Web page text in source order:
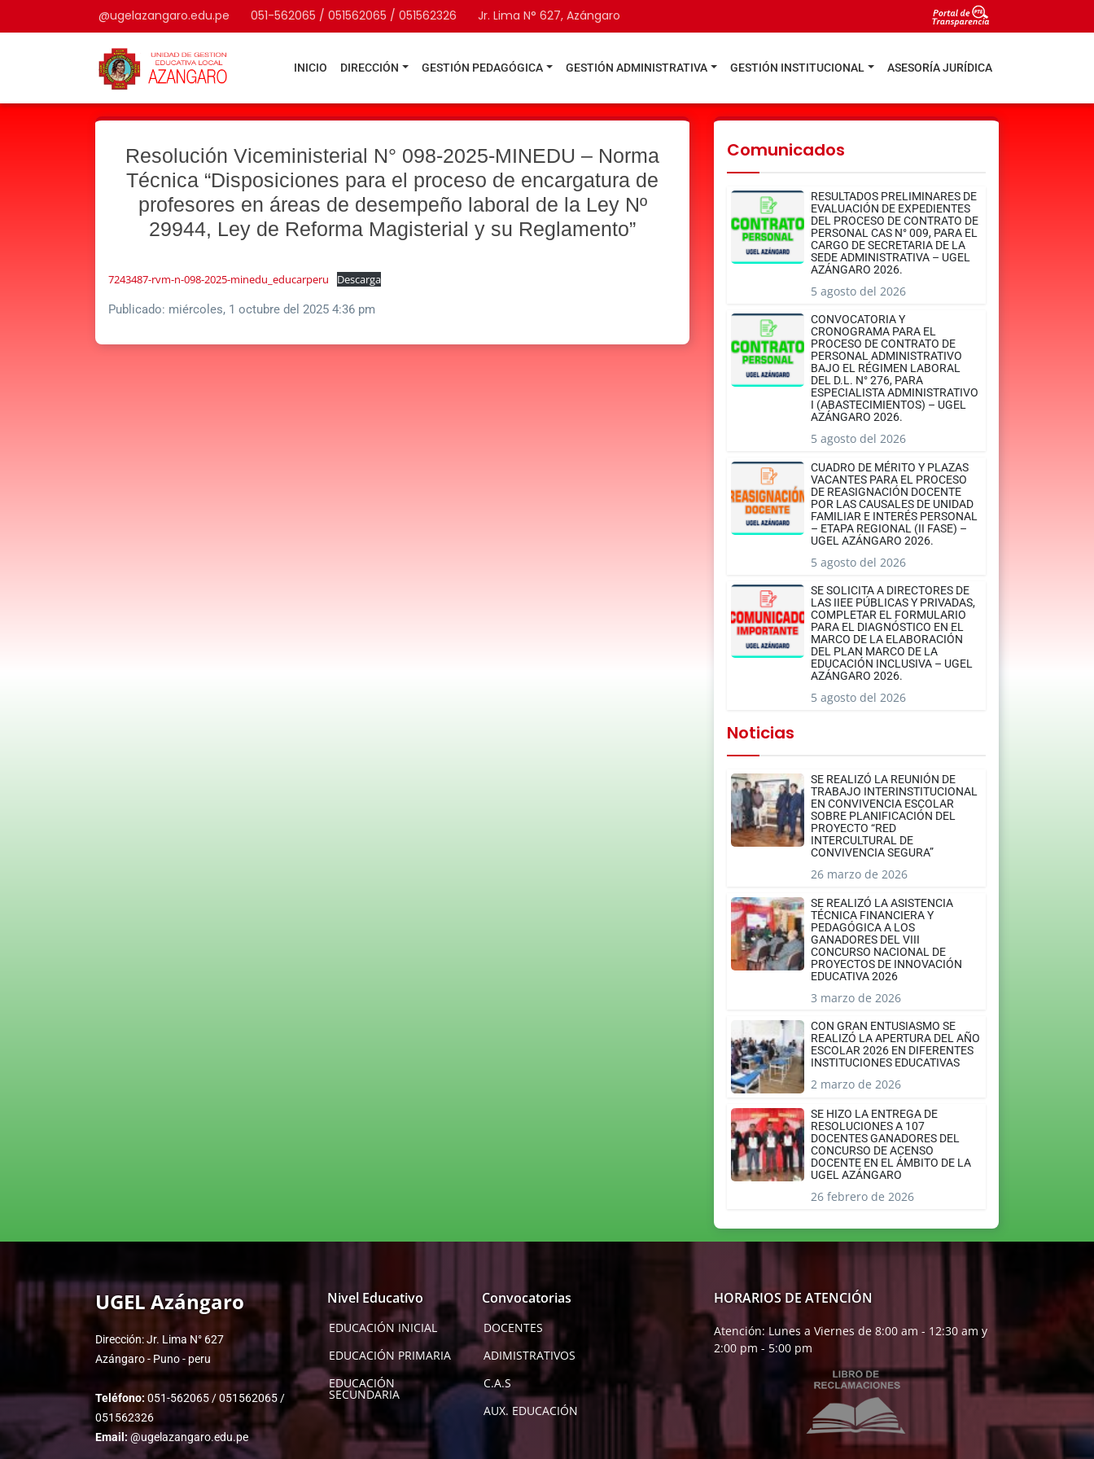
@ugelazangaro.edu.pe 051-562065 / 051562065 / 051562326 Jr. Lima N° 627, Azángaro
INICIO DIRECCIÓN GESTIÓN PEDAGÓGICA GESTIÓN ADMINISTRATIVA GESTIÓN INSTITUCIONAL ASESORÍA JURÍDICA
Resolución Viceministerial N° 098-2025-MINEDU – Norma
Técnica “Disposiciones para el proceso de encargatura de
profesores en áreas de desempeño laboral de la Ley Nº
29944, Ley de Reforma Magisterial y su Reglamento”
7243487-rvm-n-098-2025-minedu_educarperu Descarga
Publicado: miércoles, 1 octubre del 2025 4:36 pm
Comunicados
RESULTADOS PRELIMINARES DE
EVALUACIÓN DE EXPEDIENTES
DEL PROCESO DE CONTRATO DE
PERSONAL CAS N° 009, PARA EL
CARGO DE SECRETARIA DE LA
SEDE ADMINISTRATIVA – UGEL
AZÁNGARO 2026.
5 agosto del 2026
CONVOCATORIA Y
CRONOGRAMA PARA EL
PROCESO DE CONTRATO DE
PERSONAL ADMINISTRATIVO
BAJO EL RÉGIMEN LABORAL
DEL D.L. N° 276, PARA
ESPECIALISTA ADMINISTRATIVO
I (ABASTECIMIENTOS) – UGEL
AZÁNGARO 2026.
5 agosto del 2026
CUADRO DE MÉRITO Y PLAZAS
VACANTES PARA EL PROCESO
DE REASIGNACIÓN DOCENTE
POR LAS CAUSALES DE UNIDAD
FAMILIAR E INTERÉS PERSONAL
– ETAPA REGIONAL (II FASE) –
UGEL AZÁNGARO 2026.
5 agosto del 2026
SE SOLICITA A DIRECTORES DE
LAS IIEE PÚBLICAS Y PRIVADAS,
COMPLETAR EL FORMULARIO
PARA EL DIAGNÓSTICO EN EL
MARCO DE LA ELABORACIÓN
DEL PLAN MARCO DE LA
EDUCACIÓN INCLUSIVA – UGEL
AZÁNGARO 2026.
5 agosto del 2026
Noticias
SE REALIZÓ LA REUNIÓN DE
TRABAJO INTERINSTITUCIONAL
EN CONVIVENCIA ESCOLAR
SOBRE PLANIFICACIÓN DEL
PROYECTO “RED
INTERCULTURAL DE
CONVIVENCIA SEGURA”
26 marzo de 2026
SE REALIZÓ LA ASISTENCIA
TÉCNICA FINANCIERA Y
PEDAGÓGICA A LOS
GANADORES DEL VIII
CONCURSO NACIONAL DE
PROYECTOS DE INNOVACIÓN
EDUCATIVA 2026
3 marzo de 2026
CON GRAN ENTUSIASMO SE
REALIZÓ LA APERTURA DEL AÑO
ESCOLAR 2026 EN DIFERENTES
INSTITUCIONES EDUCATIVAS
2 marzo de 2026
SE HIZO LA ENTREGA DE
RESOLUCIONES A 107
DOCENTES GANADORES DEL
CONCURSO DE ACENSO
DOCENTE EN EL ÁMBITO DE LA
UGEL AZÁNGARO
26 febrero de 2026
UGEL Azángaro
Dirección: Jr. Lima N° 627
Azángaro - Puno - peru
Teléfono: 051-562065 / 051562065 /
051562326
Email:@ugelazangaro.edu.pe
Nivel Educativo
EDUCACIÓN INICIAL
EDUCACIÓN PRIMARIA
EDUCACIÓN
SECUNDARIA
Convocatorias
DOCENTES
ADIMISTRATIVOS
C.A.S
AUX. EDUCACIÓN
HORARIOS DE ATENCIÓN
Atención: Lunes a Viernes de 8:00 am - 12:30 am y
2:00 pm - 5:00 pm